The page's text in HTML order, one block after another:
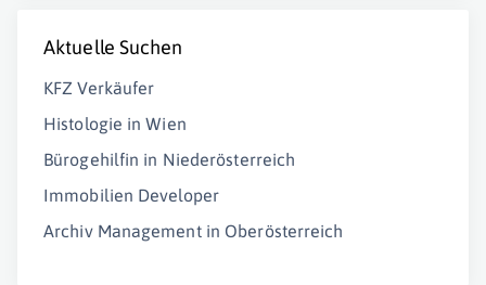
Aktuelle Suchen
KFZ Verkäufer
Histologie in Wien
Bürogehilfin in Niederösterreich
Immobilien Developer
Archiv Management in Oberösterreich